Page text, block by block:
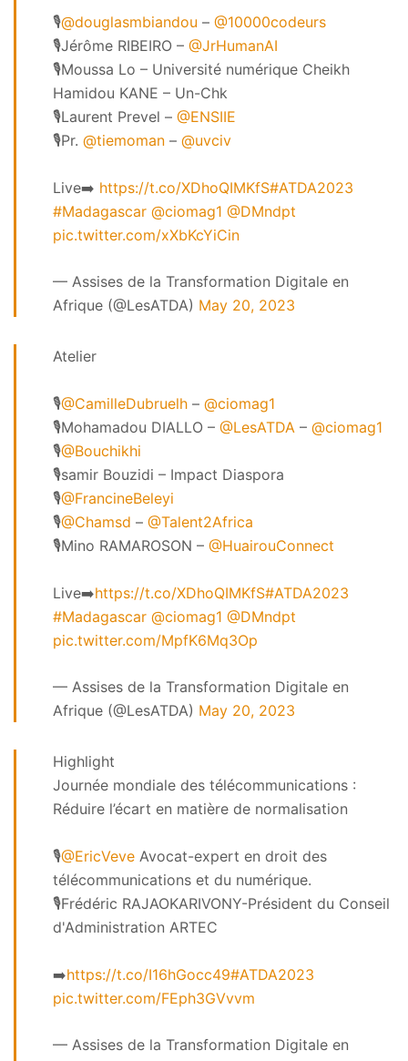
🎙️@douglasmbiandou – @10000codeurs
🎙️Jérôme RIBEIRO – @JrHumanAI
🎙️Moussa Lo – Université numérique Cheikh
Hamidou KANE – Un-Chk
🎙️Laurent Prevel – @ENSIIE
🎙️Pr. @tiemoman – @uvciv
Live➡️ https://t.co/XDhoQIMKfS#ATDA2023
#Madagascar @ciomag1 @DMndpt
pic.twitter.com/xXbKcYiCin
— Assises de la Transformation Digitale en
Afrique (@LesATDA) May 20, 2023
Atelier
🎙️@CamilleDubruelh – @ciomag1
🎙️Mohamadou DIALLO – @LesATDA – @ciomag1
🎙️@Bouchikhi
🎙️samir Bouzidi – Impact Diaspora
🎙️@FrancineBeleyi
🎙️@Chamsd – @Talent2Africa
🎙️Mino RAMAROSON – @HuairouConnect
Live➡️https://t.co/XDhoQIMKfS#ATDA2023
#Madagascar @ciomag1 @DMndpt
pic.twitter.com/MpfK6Mq3Op
— Assises de la Transformation Digitale en
Afrique (@LesATDA) May 20, 2023
Highlight
Journée mondiale des télécommunications :
Réduire l’écart en matière de normalisation
🎙️@EricVeve Avocat-expert en droit des
télécommunications et du numérique.
🎙️Frédéric RAJAOKARIVONY-Président du Conseil
d'Administration ARTEC
➡️https://t.co/I16hGocc49#ATDA2023
pic.twitter.com/FEph3GVvvm
— Assises de la Transformation Digitale en